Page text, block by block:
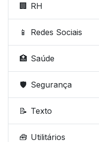
🏢 RH
📱 Redes Sociais
🏥 Saúde
🛡️ Segurança
📝 Texto
🧰 Utilitários